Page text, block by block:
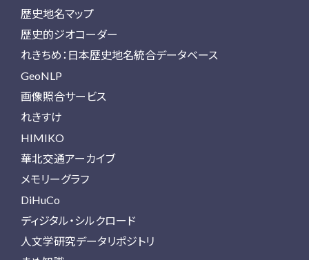
歴史地名マップ
歴史的ジオコーダー
れきちめ：日本歴史地名統合データベース
GeoNLP
画像照合サービス
れきすけ
HIMIKO
華北交通アーカイブ
メモリーグラフ
DiHuCo
ディジタル・シルクロード
人文学研究データリポジトリ